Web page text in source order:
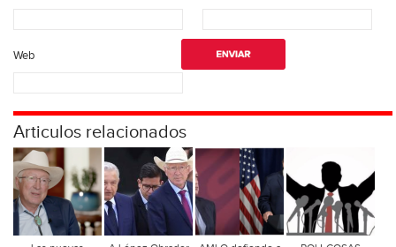
Web
Articulos relacionados